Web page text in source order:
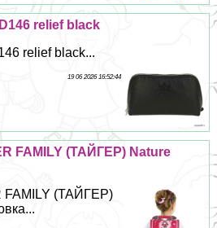
relief black
relief black...
19 06 2026 16:52:44
FAMILY (ТАЙГЕР) Nature
FAMILY (ТАЙГЕР)